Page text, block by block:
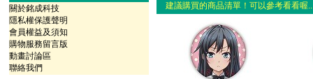
關於銘成科技
隱私權保護聲明
會員權益及須知
購物服務留言版
動畫討論區
聯絡我們
建議購買的商品清單！可以參考看看喔